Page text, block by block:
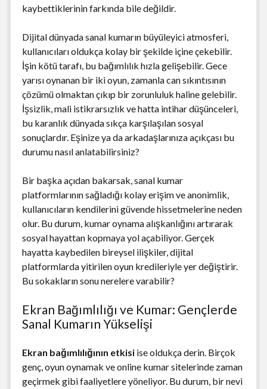
kaybettiklerinin farkında bile değildir.
Dijital dünyada sanal kumarın büyüleyici atmosferi,
kullanıcıları oldukça kolay bir şekilde içine çekebilir.
İşin kötü tarafı, bu bağımlılık hızla gelişebilir. Gece
yarısı oynanan bir iki oyun, zamanla can sıkıntısının
çözümü olmaktan çıkıp bir zorunluluk haline gelebilir.
İşsizlik, mali istikrarsızlık ve hatta intihar düşünceleri,
bu karanlık dünyada sıkça karşılaşılan sosyal
sonuçlardır. Eşinize ya da arkadaşlarınıza açıkçası bu
durumu nasıl anlatabilirsiniz?
Bir başka açıdan bakarsak, sanal kumar
platformlarının sağladığı kolay erişim ve anonimlik,
kullanıcıların kendilerini güvende hissetmelerine neden
olur. Bu durum, kumar oynama alışkanlığını artırarak
sosyal hayattan kopmaya yol açabiliyor. Gerçek
hayatta kaybedilen bireysel ilişkiler, dijital
platformlarda yitirilen oyun kredileriyle yer değiştirir.
Bu sokakların sonu nerelere varabilir?
Ekran Bağımlılığı ve Kumar: Gençlerde
Sanal Kumarın Yükselişi
Ekran bağımlılığının etkisiise oldukça derin. Birçok
genç, oyun oynamak ve online kumar sitelerinde zaman
geçirmek gibi faaliyetlere yöneliyor. Bu durum, bir nevi